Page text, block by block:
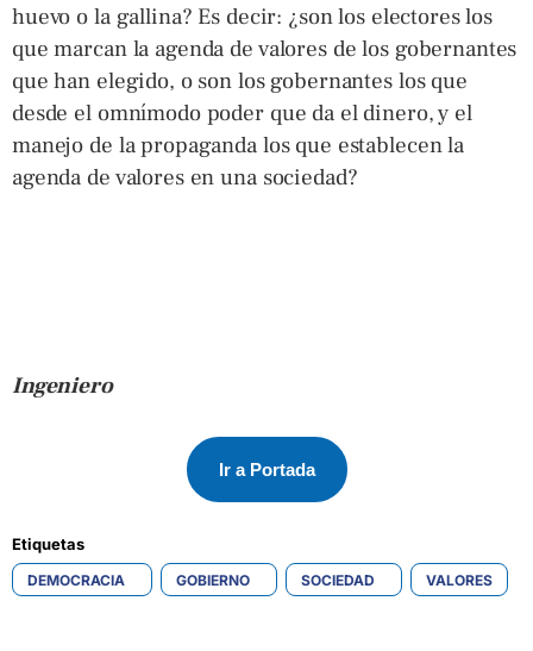
huevo o la gallina? Es decir: ¿son los electores los
que marcan la agenda de valores de los gobernantes
que han elegido, o son los gobernantes los que
desde el omnímodo poder que da el dinero, y el
manejo de la propaganda los que establecen la
agenda de valores en una sociedad?
Ingeniero
Ir a Portada
Etiquetas
DEMOCRACIA GOBIERNO SOCIEDAD VALORES